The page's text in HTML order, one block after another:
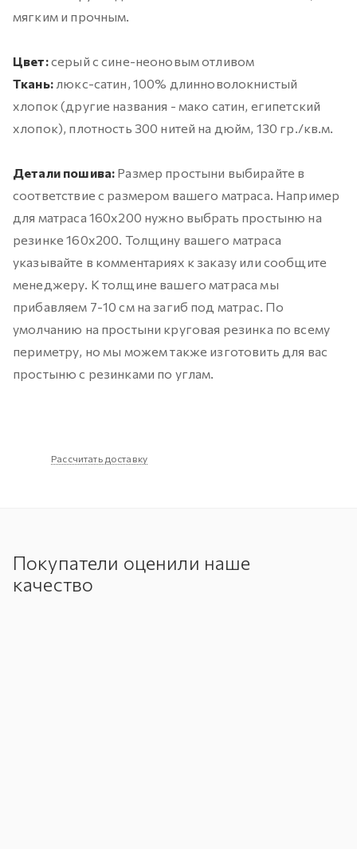
мягким и прочным.
Цвет:серый с сине-неоновым отливом
Ткань:люкс-сатин, 100% длинноволокнистый
хлопок (другие названия - мако сатин, египетский
хлопок), плотность 300 нитей на дюйм, 130 гр./кв.м.
Детали пошива: Размер простыни выбирайте в
соответствие с размером вашего матраса. Например
для матраса 160х200 нужно выбрать простыню на
резинке 160х200. Толщину вашего матраса
указывайте в комментариях к заказу или сообщите
менеджеру. К толщине вашего матраса мы
прибавляем 7-10 см на загиб под матрас. По
умолчанию на простыни круговая резинка по всему
периметру, но мы можем также изготовить для вас
простыню с резинками по углам.
Рассчитать доставку
Покупатели оценили наше
качество